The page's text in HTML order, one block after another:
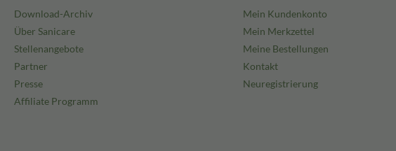
Download-Archiv
Über Sanicare
Stellenangebote
Partner
Presse
Affiliate Programm
Mein Kundenkonto
Mein Merkzettel
Meine Bestellungen
Kontakt
Neuregistrierung